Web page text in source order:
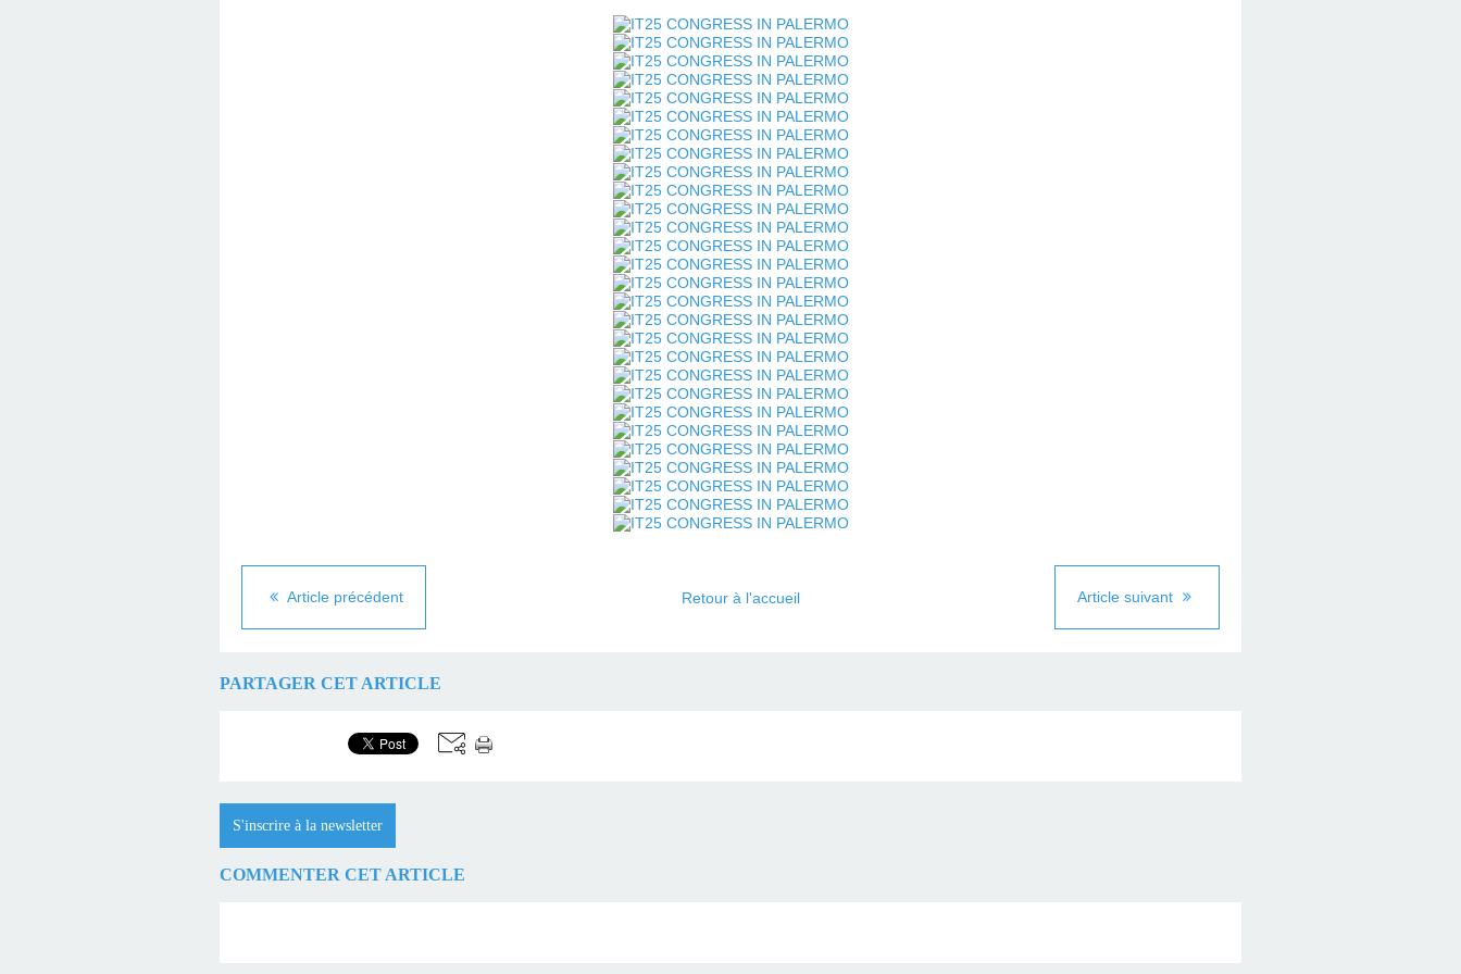
Article précédent Article suivant
Retour à l'accueil
PARTAGER CET ARTICLE
S'inscrire à la newsletter
COMMENTER CET ARTICLE